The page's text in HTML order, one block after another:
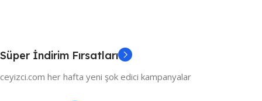
Süper İndirim Fırsatları
ceyizci.com her hafta yeni şok edici kampanyalar